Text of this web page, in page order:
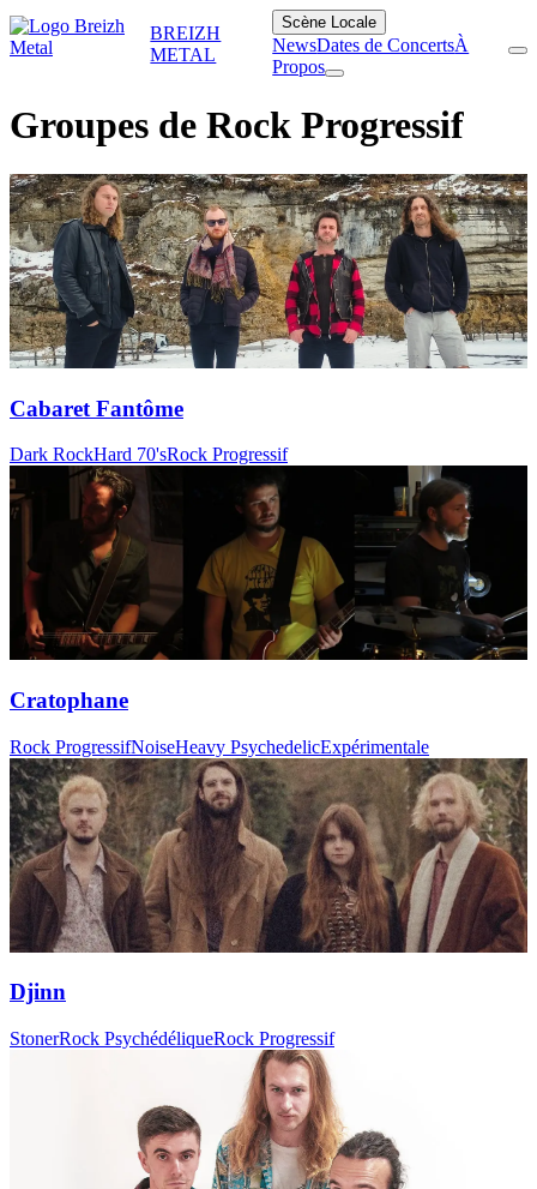
BREIZH
METAL
Scène Locale
NewsDates de ConcertsÀ
Propos
Groupes de Rock Progressif
Cabaret Fantôme
Dark RockHard 70'sRock Progressif
Cratophane
Rock ProgressifNoiseHeavy PsychedelicExpérimentale
Djinn
StonerRock PsychédéliqueRock Progressif